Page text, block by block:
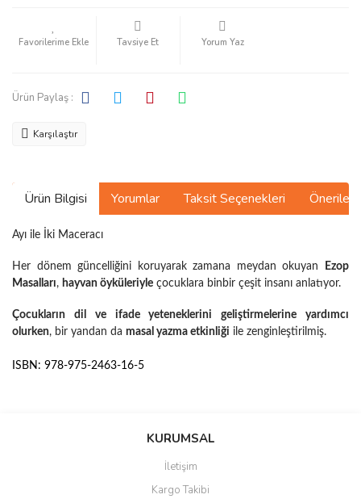
Tavsiye Et Yorum Yaz
Ürün Paylaş :
Karşılaştır
Ürün Bilgisi Yorumlar Taksit Seçenekleri
Ayı ile İki Maceracı
Her dönem güncelliğini koruyarak zamana meydan okuyan
Ezop
Masalları, hayvan öyküleriyle çocuklara binbir çeşit insanı anlatıyor.
Çocukların dil ve ifade yeteneklerini geliştirmelerine yardımcı
olurken, bir yandan da masal yazma etkinliği ile zenginleştirilmiş.
ISBN: 978-975-2463-16-5
Bu ürüne ilk yorumu siz yapın!
Ürün resmi kalitesiz, bozuk veya görüntülenemiyor.
KURUMSAL
İletişim
Kargo Takibi